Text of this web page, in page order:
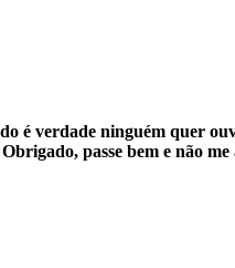
é verdade ninguém quer
passe bem e não